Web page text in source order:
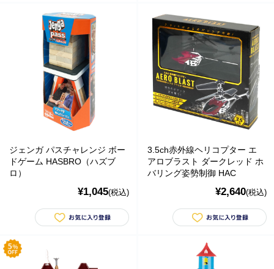
ジェンガ パスチャレンジ ボー
ドゲーム HASBRO（ハズブ
ロ）
¥1,045(税込)
3.5ch赤外線ヘリコプター エ
アロブラスト ダークレッド ホ
バリング姿勢制御 HAC
¥2,640(税込)
コンテナキャリー
バッグ・カート
アパレル
アクセサリー
アウトドア
防災用品・保存食品
ガーデニング